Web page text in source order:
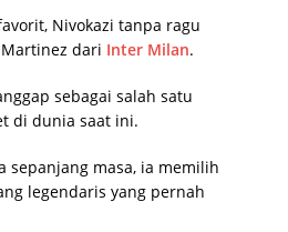
Nivokazi tanpa ragu
dari Inter Milan.
sebagai salah satu
di dunia saat ini.
sepanjang masa, ia memilih
legendaris yang pernah